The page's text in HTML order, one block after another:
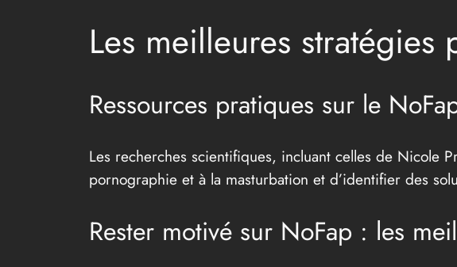
Les meilleures stratégies
Ressources pratiques sur le
Les recherches scientifiques, incluant celles de Nicole
pornographie et à la masturbation et d’identifier des
Rester motivé sur NoFap : les